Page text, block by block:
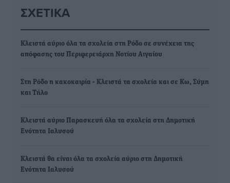
ΣΧΕΤΙΚΆ
Κλειστά αύριο όλα τα σχολεία στη Ρόδο σε συνέχεια της
απόφασης του Περιφερειάρχη Νοτίου Αιγαίου
Στη Ρόδο η κακοκαιρία - Κλειστά τα σχολεία και σε Κω, Σύμη
και Τήλο
Κλειστά αύριο Παρασκευή όλα τα σχολεία στη Δημοτική
Ενότητα Ιαλυσού
Κλειστά θα είναι όλα τα σχολεία αύριο στη Δημοτική
Ενότητα Ιαλυσού